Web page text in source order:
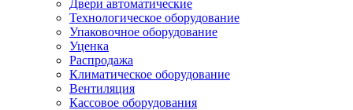
Двери автоматические
Технологическое оборудование
Упаковочное оборудование
Уценка
Распродажа
Климатическое оборудование
Вентиляция
Кассовое оборудования